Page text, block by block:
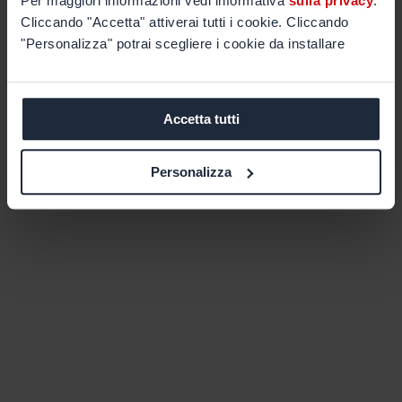
Cliccando "Accetta" attiverai tutti i cookie. Cliccando
"Personalizza" potrai scegliere i cookie da installare
Accetta tutti
Personalizza